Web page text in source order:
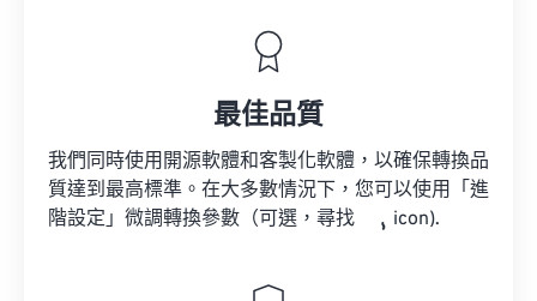
最佳品質
我們同時使用開源軟體和客製化軟體，以確保轉換品
質達到最高標準。在大多數情況下，您可以使用「進
階設定」微調轉換參數（可選，尋找
icon).